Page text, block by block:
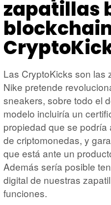
zapatillas
Las CryptoKicks son las
Nike pretende
sneakers, sobre todo el
modelo incluiría un
propiedad que se
de criptomonedas, y
que está ante un
Además sería posible
digital de nuestras
funciones.